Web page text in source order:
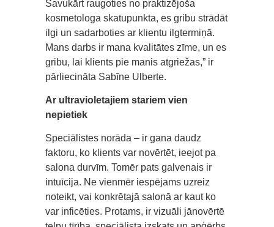
Savukārt raugoties no praktizējoša
kosmetologa skatupunkta, es gribu strādāt
ilgi un sadarboties ar klientu ilgtermiņā.
Mans darbs ir mana kvalitātes zīme, un es
gribu, lai klients pie manis atgriežas,” ir
pārliecināta Sabīne Ulberte.
Ar ultravioletajiem stariem vien
nepietiek
Speciālistes norāda – ir gana daudz
faktoru, ko klients var novērtēt, ieejot pa
salona durvīm. Tomēr pats galvenais ir
intuīcija. Ne vienmēr iespējams uzreiz
noteikt, vai konkrētajā salonā ar kaut ko
var inficēties. Protams, ir vizuāli jānovērtē